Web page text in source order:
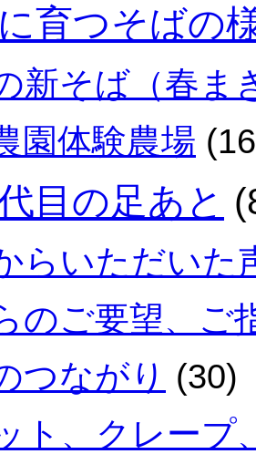
育つそばの
新そば（春ま
園体験農場
目の足あと
らいただいた
のご要望、ご
つながり (30)
ト、クレープ